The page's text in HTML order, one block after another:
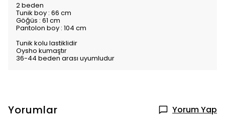
2 beden
Tunik boy : 66 cm
Göğüs : 61 cm
Pantolon boy : 104 cm
Tunik kolu lastiklidir
Oysho kumaştır
36-44 beden arası uyumludur
Yorumlar Yorum Yap